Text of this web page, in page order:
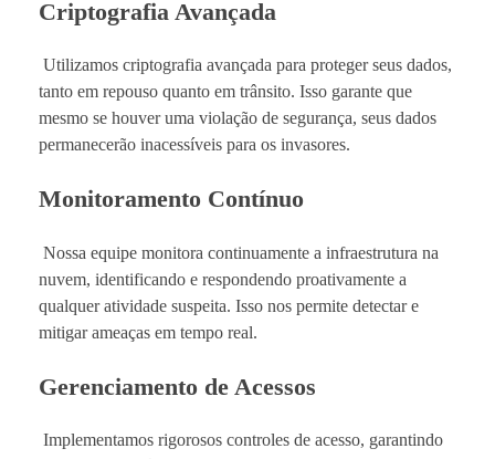
Criptografia Avançada
Utilizamos criptografia avançada para proteger seus dados,
tanto em repouso quanto em trânsito. Isso garante que
mesmo se houver uma violação de segurança, seus dados
permanecerão inacessíveis para os invasores.
Monitoramento Contínuo
Nossa equipe monitora continuamente a infraestrutura na
nuvem, identificando e respondendo proativamente a
qualquer atividade suspeita. Isso nos permite detectar e
mitigar ameaças em tempo real.
Gerenciamento de Acessos
Implementamos rigorosos controles de acesso, garantindo